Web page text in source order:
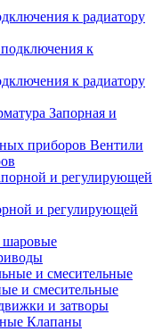
к радиатору
к радиатору
Запорная и
Вентили
и регулирующей
и смесительные
и затворы
Клапаны